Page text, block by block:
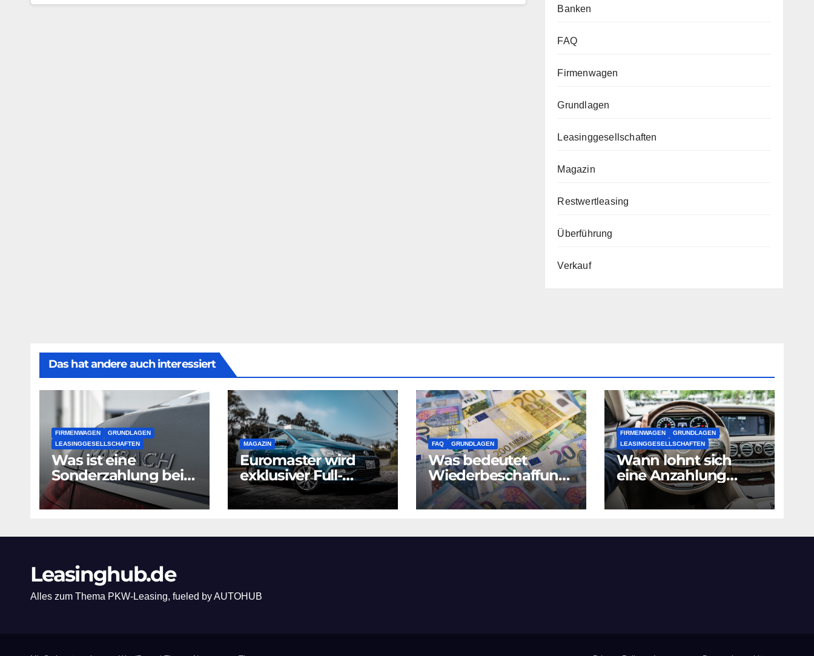
Banken
FAQ
Firmenwagen
Grundlagen
Leasinggesellschaften
Magazin
Restwertleasing
Überführung
Verkauf
Das hat andere auch interessiert
FIRMENWAGEN
GRUNDLAGEN
LEASINGGESELLSCHAFTEN
Was ist eine
Sonderzahlung bei
Leasing?
MAGAZIN
Euromaster wird
exklusiver Full-
Service-Partner der
Volkswagen Leasing
Konzernmarken
FAQ GRUNDLAGEN
Was bedeutet
Wiederbeschaffung
swert
Differenzbesteuert?
FIRMENWAGEN
GRUNDLAGEN
LEASINGGESELLSCHAFTEN
Wann lohnt sich
eine Anzahlung
beim Leasing?
Leasinghub.de
Alles zum Thema PKW-Leasing, fueled by AUTOHUB